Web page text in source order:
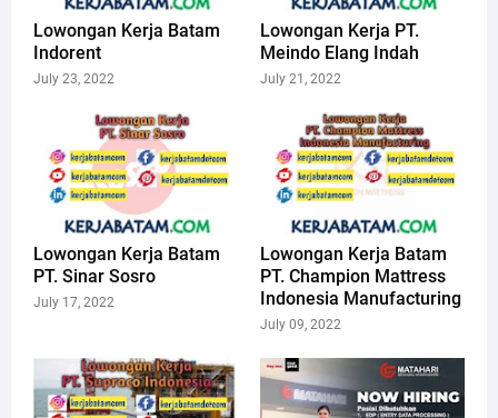
Lowongan Kerja Batam
Indorent
July 23, 2022
Lowongan Kerja PT.
Meindo Elang Indah
July 21, 2022
Lowongan Kerja Batam
PT. Sinar Sosro
July 17, 2022
Lowongan Kerja Batam
PT. Champion Mattress
Indonesia Manufacturing
July 09, 2022